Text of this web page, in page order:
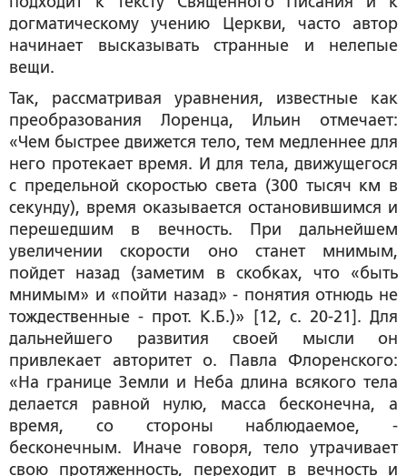
догматическому учению Церкви, часто автор
начинает высказывать странные и нелепые
вещи.
Так, рассматривая уравнения, известные как
преобразования Лоренца, Ильин отмечает:
«Чем быстрее движется тело, тем медленнее для
него протекает время. И для тела, движущегося
с предельной скоростью света (300 тысяч км в
секунду), время оказывается остановившимся и
перешедшим в вечность. При дальнейшем
увеличении скорости оно станет мнимым,
пойдет назад (заметим в скобках, что «быть
мнимым» и «пойти назад» - понятия отнюдь не
тождественные - прот. К.Б.)» [12, с. 20-21]. Для
дальнейшего развития своей мысли он
привлекает авторитет о. Павла Флоренского:
«На границе Земли и Неба длина всякого тела
делается равной нулю, масса бесконечна, а
время, со стороны наблюдаемое, -
бесконечным. Иначе говоря, тело утрачивает
свою протяженность, переходит в вечность и